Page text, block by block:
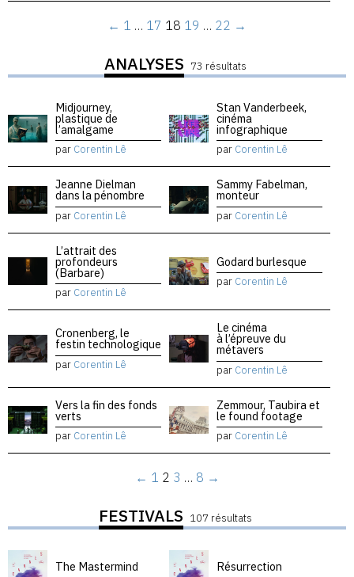
← 1 … 17 18 19 … 22 →
ANALYSES 73 résultats
Midjourney,
plastique de
l’amalgame
par Corentin Lê
Stan Vanderbeek,
cinéma
infographique
par Corentin Lê
Jeanne Dielman
dans la pénombre
par Corentin Lê
Sammy Fabelman,
monteur
par Corentin Lê
L’attrait des
profondeurs
(Barbare)
par Corentin Lê
Godard burlesque
par Corentin Lê
Cronenberg, le
festin technologique
par Corentin Lê
Le cinéma
à l’épreuve du
métavers
par Corentin Lê
Vers la fin des fonds
verts
par Corentin Lê
Zemmour, Taubira et
le found footage
par Corentin Lê
← 1 2 3 … 8 →
FESTIVALS 107 résultats
The Mastermind Résurrection